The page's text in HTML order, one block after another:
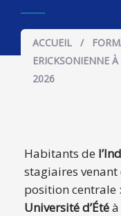
ACCUEIL /
ERICKSONIENNE
2026
Habitants de
stagiaires
position centrale
Université d’Étéà